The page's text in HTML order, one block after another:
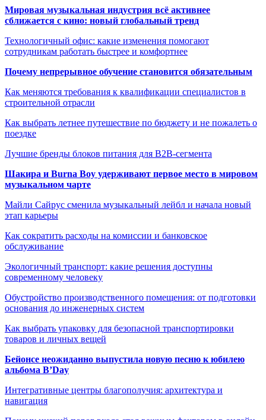
Мировая музыкальная индустрия всё активнее
сближается с кино: новый глобальный тренд
Технологичный офис: какие изменения помогают
сотрудникам работать быстрее и комфортнее
Почему непрерывное обучение становится обязательным
Как меняются требования к квалификации специалистов в
строительной отрасли
Как выбрать летнее путешествие по бюджету и не пожалеть о
поездке
Лучшие бренды блоков питания для B2B-сегмента
Шакира и Burna Boy удерживают первое место в мировом
музыкальном чарте
Майли Сайрус сменила музыкальный лейбл и начала новый
этап карьеры
Как сократить расходы на комиссии и банковское
обслуживание
Экологичный транспорт: какие решения доступны
современному человеку
Обустройство производственного помещения: от подготовки
основания до инженерных систем
Как выбрать упаковку для безопасной транспортировки
товаров и личных вещей
Бейонсе неожиданно выпустила новую песню к юбилею
альбома B’Day
Интегративные центры благополучия: архитектура и
навигация